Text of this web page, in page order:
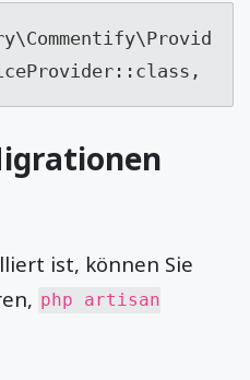
ist, können Sie
php artisan